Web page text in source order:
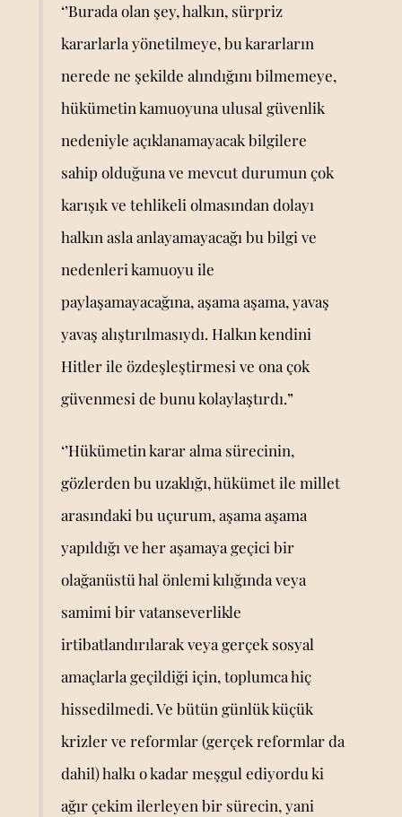
‘’Burada olan şey, halkın, sürpriz
kararlarla yönetilmeye, bu kararların
nerede ne şekilde alındığını bilmemeye,
hükümetin kamuoyuna ulusal güvenlik
nedeniyle açıklanamayacak bilgilere
sahip olduğuna ve mevcut durumun çok
karışık ve tehlikeli olmasından dolayı
halkın asla anlayamayacağı bu bilgi ve
nedenleri kamuoyu ile
paylaşamayacağına, aşama aşama, yavaş
yavaş alıştırılmasıydı. Halkın kendini
Hitler ile özdeşleştirmesi ve ona çok
güvenmesi de bunu kolaylaştırdı.”
‘’Hükümetin karar alma sürecinin,
gözlerden bu uzaklığı, hükümet ile millet
arasındaki bu uçurum, aşama aşama
yapıldığı ve her aşamaya geçici bir
olağanüstü hal önlemi kılığında veya
samimi bir vatanseverlikle
irtibatlandırılarak veya gerçek sosyal
amaçlarla geçildiği için, toplumca hiç
hissedilmedi. Ve bütün günlük küçük
krizler ve reformlar (gerçek reformlar da
dahil) halkı o kadar meşgul ediyordu ki
ağır çekim ilerleyen bir sürecin, yani